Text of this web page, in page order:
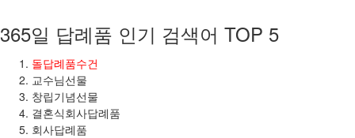
365일 답례품 인기 검색어 TOP 5
돌답례품수건
교수님선물
창립기념선물
결혼식회사답례품
회사답례품